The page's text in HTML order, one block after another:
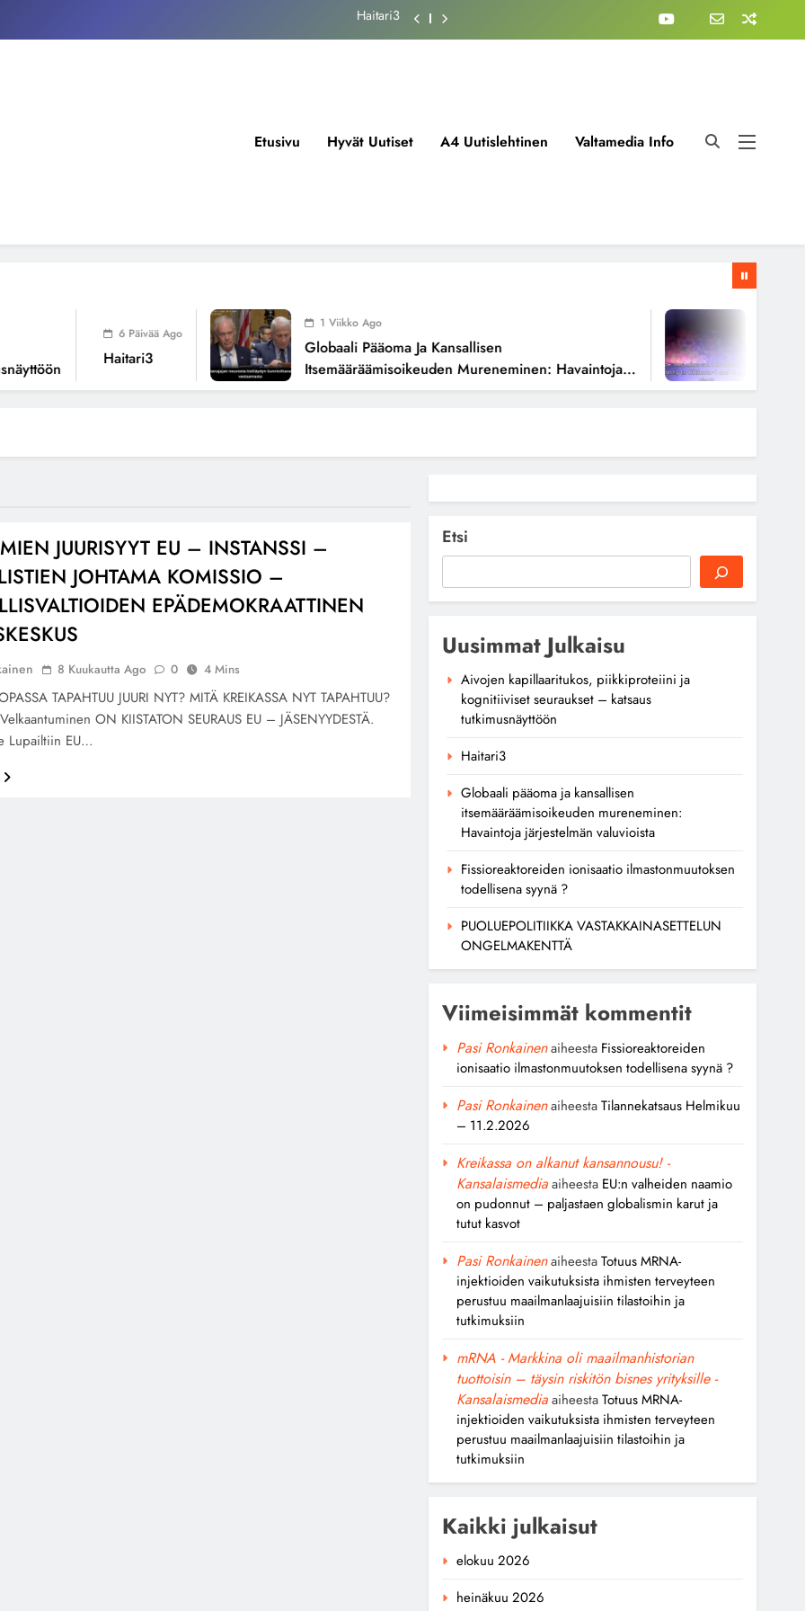
itsemääräämisoikeuden mureneminen: Havaintoja järjestelmän
Haitari3
Etusivu Hyvät Uutiset A4 Uutislehtinen Valtamedia Info
6 Päivää Ago
Haitari3
1 Viikko Ago
Globaali Pääoma Ja Kansallisen
Itsemääräämisoikeuden Mureneminen: Havaintoja
Järjestelmän Valuvioista
JUURISYYT EU – INSTANSSI –
JOHTAMA KOMISSIO –
EPÄDEMOKRAATTINEN
8 Kuukautta Ago 0 4 Mins
TAPAHTUU JUURI NYT? MITÄ KREIKASSA NYT TAPAHTUU?
ON KIISTATON SEURAUS EU – JÄSENYYDESTÄ.
Lupailtiin EU…
Etsi
Uusimmat Julkaisu
Aivojen kapillaaritukos, piikkiproteiini ja
kognitiiviset seuraukset – katsaus
tutkimusnäyttöön
Haitari3
Globaali pääoma ja kansallisen
itsemääräämisoikeuden mureneminen:
Havaintoja järjestelmän valuvioista
Fissioreaktoreiden ionisaatio ilmastonmuutoksen
todellisena syynä ?
PUOLUEPOLITIIKKA VASTAKKAINASETTELUN
ONGELMAKENTTÄ
Viimeisimmät kommentit
Pasi Ronkainenaiheesta Fissioreaktoreiden
ionisaatio ilmastonmuutoksen todellisena syynä ?
Pasi RonkainenaiheestaTilannekatsaus Helmikuu
– 11.2.2026
Kreikassa on alkanut kansannousu! -
Kansalaismediaaiheesta EU:n valheiden naamio
on pudonnut – paljastaen globalismin karut ja
tutut kasvot
Pasi RonkainenaiheestaTotuus MRNA-
injektioiden vaikutuksista ihmisten terveyteen
perustuu maailmanlaajuisiin tilastoihin ja
tutkimuksiin
mRNA - Markkina oli maailmanhistorian
tuottoisin – täysin riskitön bisnes yrityksille -
KansalaismediaaiheestaTotuus MRNA-
injektioiden vaikutuksista ihmisten terveyteen
perustuu maailmanlaajuisiin tilastoihin ja
tutkimuksiin
Kaikki julkaisut
elokuu 2026
heinäkuu 2026